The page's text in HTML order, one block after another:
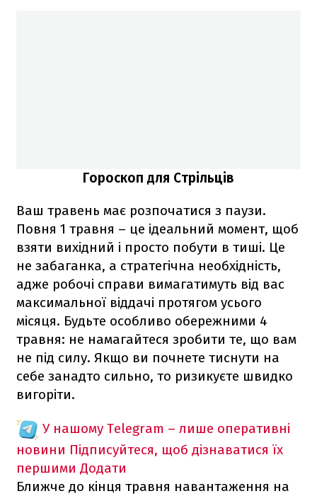
Гороскоп для Стрільців
Ваш травень має розпочатися з паузи.
Повня 1 травня – це ідеальний момент, щоб
взяти вихідний і просто побути в тиші. Це
не забаганка, а стратегічна необхідність,
адже робочі справи вимагатимуть від вас
максимальної віддачі протягом усього
місяця. Будьте особливо обережними 4
травня: не намагайтеся зробити те, що вам
не під силу. Якщо ви почнете тиснути на
себе занадто сильно, то ризикуєте швидко
вигоріти.
У нашому Telegram – лише оперативні
новини Підписуйтеся, щоб дізнаватися їх
першими Додати
Ближче до кінця травня навантаження на